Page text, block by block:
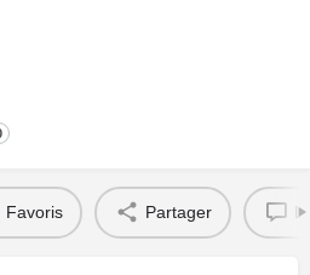
Favoris Partager